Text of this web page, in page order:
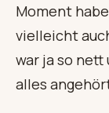
Moment
vielleicht
war ja so nett
alles